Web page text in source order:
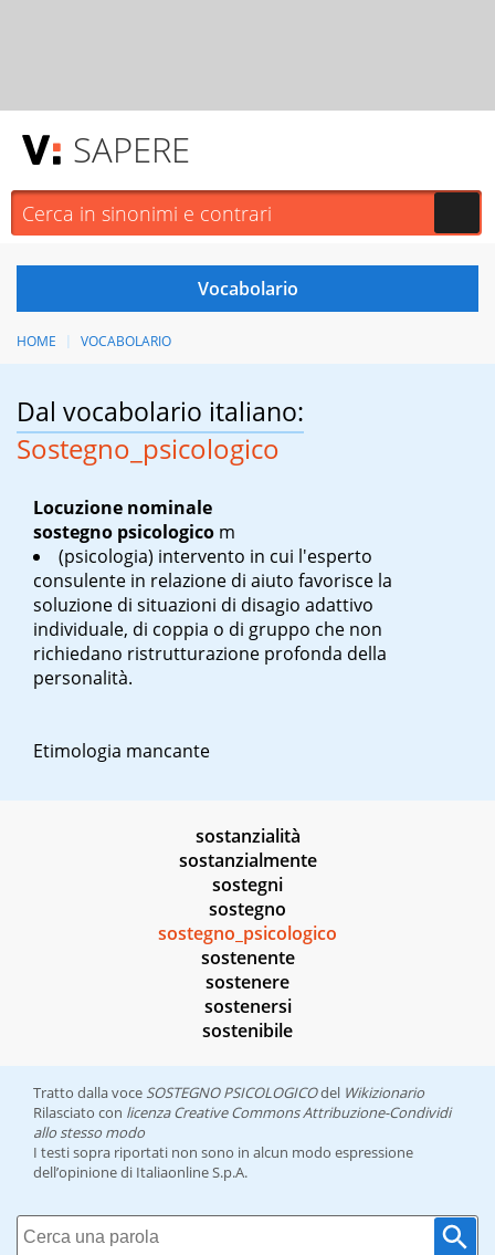
SAPERE
HOME VOCABOLARIO
Dal vocabolario italiano:
Sostegno_psicologico
Locuzione nominale
sostegno psicologico m
(psicologia) intervento in cui l'esperto
consulente in relazione di aiuto favorisce la
soluzione di situazioni di disagio adattivo
individuale, di coppia o di gruppo che non
richiedano ristrutturazione profonda della
personalità.
Etimologia mancante
sostanzialità
sostanzialmente
sostegni
sostegno
sostegno_psicologico
sostenente
sostenere
sostenersi
sostenibile
Tratto dalla voce SOSTEGNO PSICOLOGICOdel Wikizionario
Rilasciato con licenza Creative Commons Attribuzione-Condividi
allo stesso modo
I testi sopra riportati non sono in alcun modo espressione
dell’opinione di Italiaonline S.p.A.